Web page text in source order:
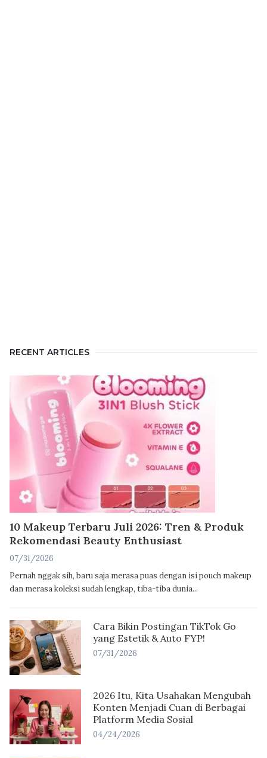
RECENT ARTICLES
10 Makeup Terbaru Juli 2026: Tren & Produk
Rekomendasi Beauty Enthusiast
07/31/2026
Pernah nggak sih, baru saja merasa puas dengan isi pouch makeup
dan merasa koleksi sudah lengkap, tiba-tiba dunia...
Cara Bikin Postingan TikTok Go
yang Estetik & Auto FYP!
07/31/2026
2026 Itu, Kita Usahakan Mengubah
Konten Menjadi Cuan di Berbagai
Platform Media Sosial
04/24/2026